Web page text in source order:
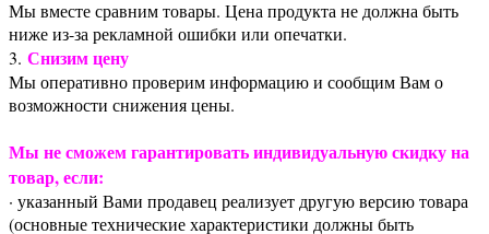
Мы вместе сравним товары. Цена продукта не должна быть
ниже из-за рекламной ошибки или опечатки.
3. Снизим цену
Мы оперативно проверим информацию и сообщим Вам о
возможности снижения цены.
Мы не сможем гарантировать индивидуальную скидку на
товар, если:
· указанный Вами продавец реализует другую версию товара
(основные технические характеристики должны быть